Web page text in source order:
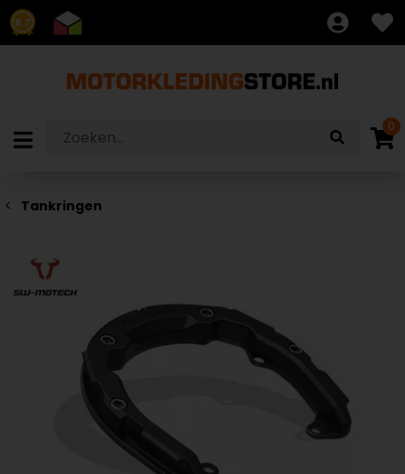
8.7
0
Tankringen